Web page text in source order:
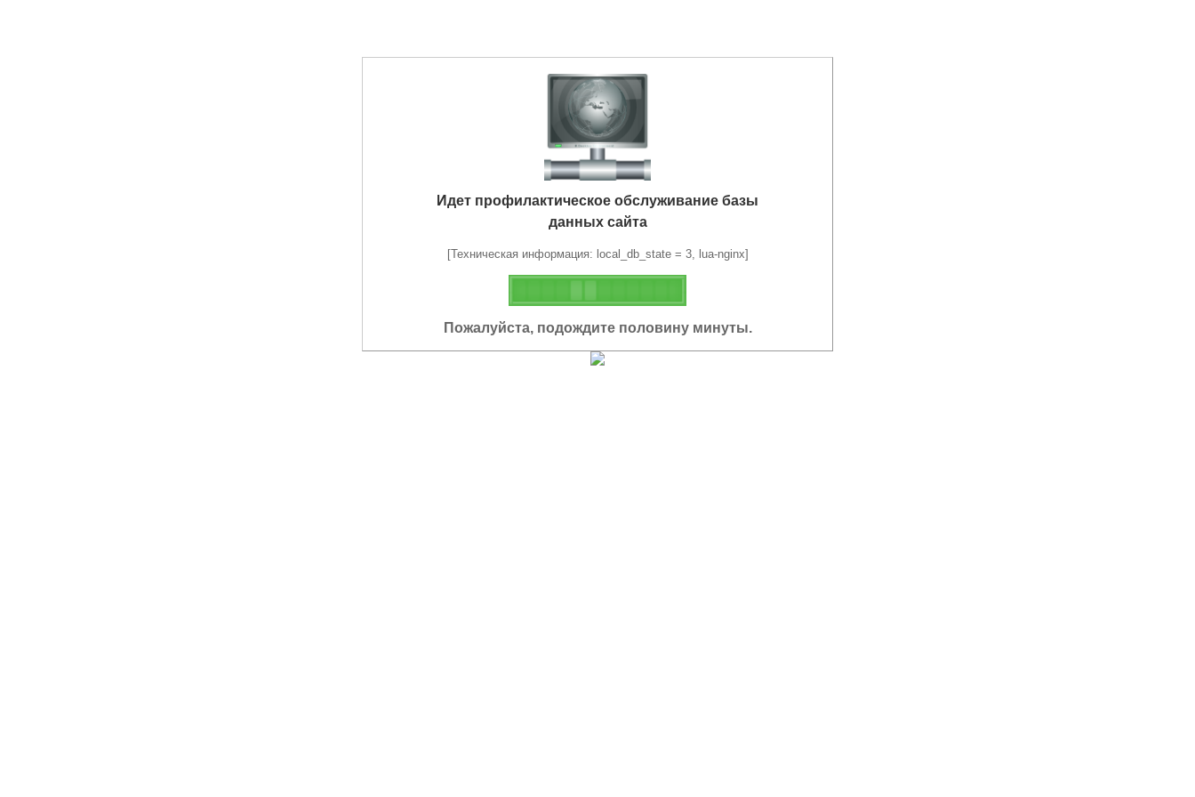
Идет профилактическое обслуживание базы
данных сайта
[Техническая информация: local_db_state = 3, lua-nginx]
Пожалуйста, подождите половину минуты.